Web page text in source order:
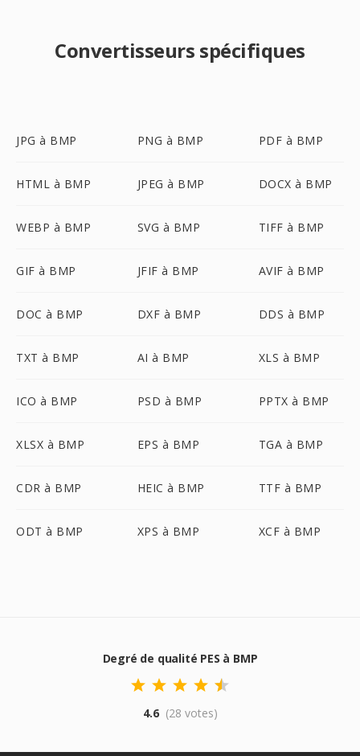
Convertisseurs spécifiques
JPG à BMP PNG à BMP PDF à BMP
HTML à BMP JPEG à BMP DOCX à BMP
WEBP à BMP SVG à BMP TIFF à BMP
GIF à BMP JFIF à BMP AVIF à BMP
DOC à BMP DXF à BMP DDS à BMP
TXT à BMP AI à BMP XLS à BMP
ICO à BMP PSD à BMP PPTX à BMP
XLSX à BMP EPS à BMP TGA à BMP
CDR à BMP HEIC à BMP TTF à BMP
ODT à BMP XPS à BMP XCF à BMP
Degré de qualité PES à BMP
4.6 (28 votes)